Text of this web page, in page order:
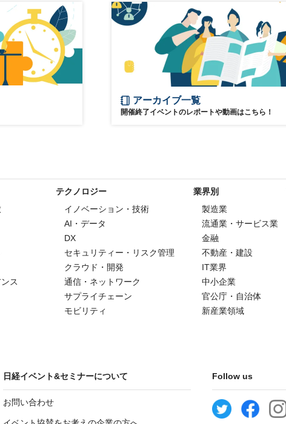
アーカイブ一覧
開催終了イベントのレポートや動画はこちら！
ス
テクノロジー
イノベーション・技術
AI・データ
DX
セキュリティー・リスク管理
クラウド・開発
通信・ネットワーク
サプライチェーン
モビリティ
業界別
製造業
流通業・サービス業
金融
不動産・建設
IT業界
中小企業
官公庁・自治体
新産業領域
日経イベント&セミナーについて
お問い合わせ
Follow us